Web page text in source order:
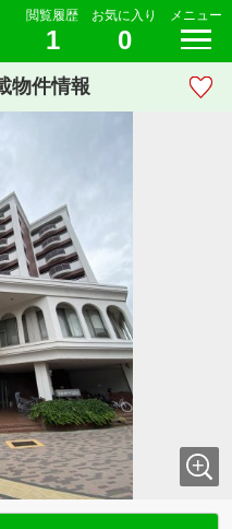
閲覧履歴
1
お気に入り
0
メニュー
物件情報